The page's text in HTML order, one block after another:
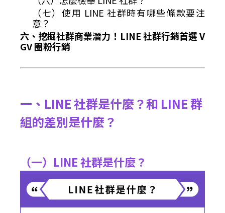
（七）使用 LINE 社群時有哪些條款要注
意？
六、挖掘社群商業潛力！LINE 社群行銷首選 V
GV 圈粉行銷
一、LINE 社群是什麼？和 LINE 群
組的差別是什麼？
（一）LINE 社群是什麼？